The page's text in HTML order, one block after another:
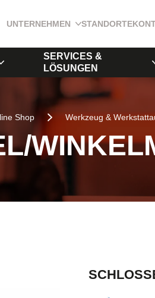
UNTERNEHMEN STANDORTE
SERVICES &
LÖSUNGEN
Shop Werkzeug &